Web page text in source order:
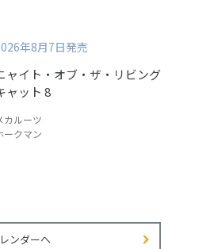
年8月7日発売
ャイト・オブ・ザ・リビング
ャット 8
カルーツ
ークマン
ンダーへ